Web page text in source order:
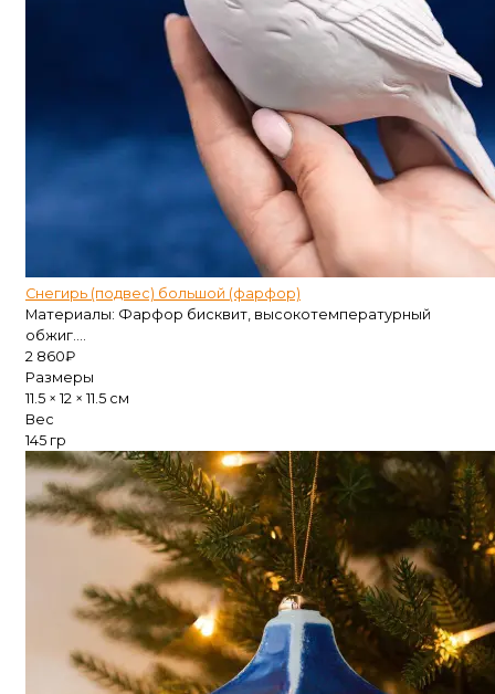
Снегирь (подвес) большой (фарфор)
Материалы: Фарфор бисквит, высокотемпературный
обжиг....
2 860₽
Размеры
11.5 × 12 × 11.5 см
Вес
145 гр